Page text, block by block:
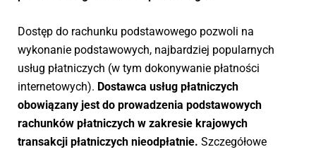
Dostęp do rachunku podstawowego pozwoli na
wykonanie podstawowych, najbardziej popularnych
usług płatniczych (w tym dokonywanie płatności
internetowych). Dostawca usług płatniczych
obowiązany jest do prowadzenia podstawowych
rachunków płatniczych w zakresie krajowych
transakcji płatniczych nieodpłatnie. Szczegółowe